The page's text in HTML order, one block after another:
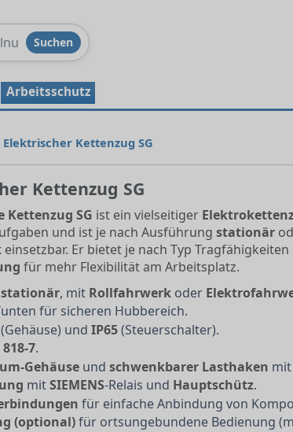
Suchen
Arbeitsschutz
Elektrischer Kettenzug SG
Kettenzug SG
Kettenzug SG ist ein vielseitiger
und ist je nach Ausführung stationär
einsetzbar. Er bietet je nach Typ Tragfähigkeiten
für mehr Flexibilität am Arbeitsplatz.
stationär, mit Rollfahrwerk oder
für sicheren Hubbereich.
(Gehäuse) undIP65(Steuerschalter).
818-7.
Gehäuse undschwenkbarer Lasthaken mit
mitSIEMENS-Relais und Hauptschütz.
für einfache Anbindung von
(optional)für ortsungebundene Bedienung